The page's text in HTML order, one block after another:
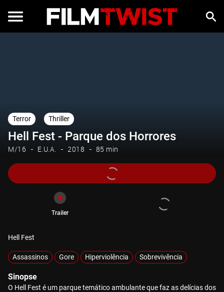
Terror Thriller
Hell Fest - Parque dos Horrores
M/16 E.U.A. 2018 85 min
Trailer
Hell Fest
Assassinos Gore Hiperviolência Sobrevivência
Sinopse
O Hell Fest é um parque temático ambulante que faz as delícias dos